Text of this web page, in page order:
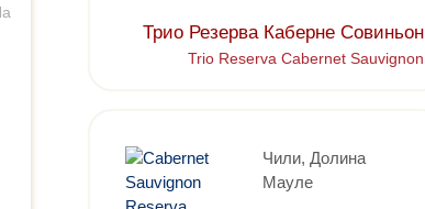
Трио Резерва Каберне Совиньон
Trio Reserva Cabernet Sauvignon
Чили, Долина
Мауле